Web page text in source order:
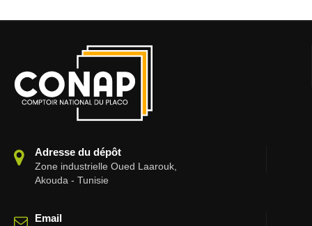
Adresse du dépôt
Zone industrielle Oued Laarouk,
Akouda - Tunisie
Email